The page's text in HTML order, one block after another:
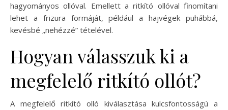
hagyományos ollóval. Emellett a ritkító ollóval finomítani
lehet a frizura formáját, például a hajvégek puhábbá,
kevésbé „nehézzé” tételével.
Hogyan válasszuk ki a
megfelelő ritkító ollót?
A megfelelő ritkító olló kiválasztása kulcsfontosságú a